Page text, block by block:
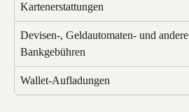
Kartenerstattungen
Devisen-, Geldautomaten- und andere
Bankgebühren
Wallet-Aufladungen